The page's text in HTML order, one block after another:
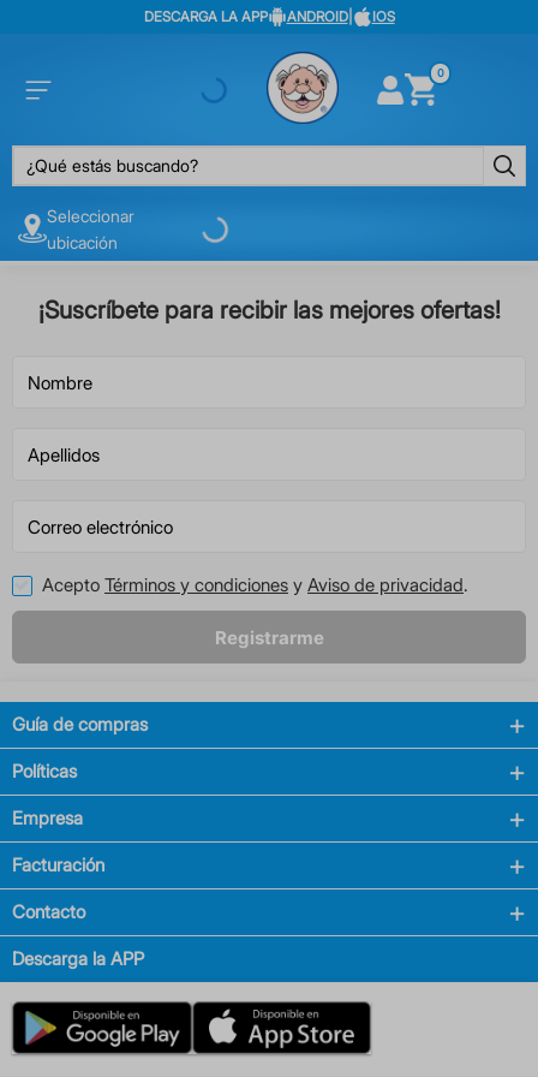
DESCARGA LA APP ANDROID| IOS
0
¿Qué estás buscando?
Seleccionar
ubicación
¡Suscríbete para recibir las mejores ofertas!
Acepto Términos y condiciones y Aviso de privacidad.
Registrarme
Guía de compras
Políticas
Empresa
Facturación
Contacto
Descarga la APP